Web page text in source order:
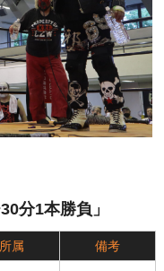
分1本勝負」
所属 備考